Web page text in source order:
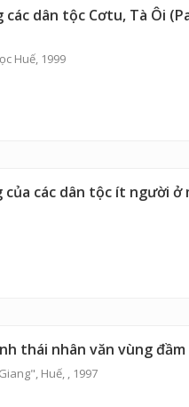
dân tộc Cơtu, Tà Ôi
Huế, 1999
các dân tộc ít người ở
thái nhân văn vùng
Huế, , 1997